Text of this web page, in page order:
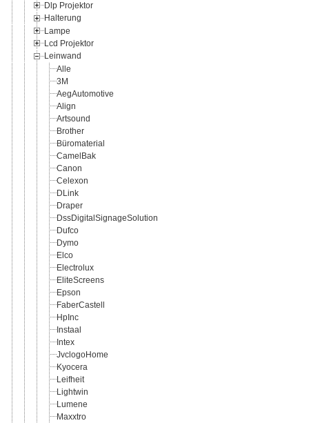
Dlp Projektor
Halterung
Lampe
Lcd Projektor
Leinwand
Alle
3M
AegAutomotive
Align
Artsound
Brother
Büromaterial
CamelBak
Canon
Celexon
DLink
Draper
DssDigitalSignageSolution
Dufco
Dymo
Elco
Electrolux
EliteScreens
Epson
FaberCastell
HpInc
Instaal
Intex
JvclogoHome
Kyocera
Leifheit
Lightwin
Lumene
Maxxtro